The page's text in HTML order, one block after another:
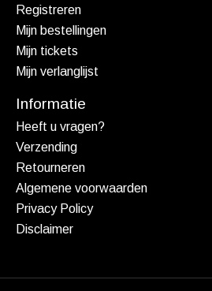
Registreren
Mijn bestellingen
Mijn tickets
Mijn verlanglijst
Informatie
Heeft u vragen?
Verzending
Retourneren
Algemene voorwaarden
Privacy Policy
Disclaimer